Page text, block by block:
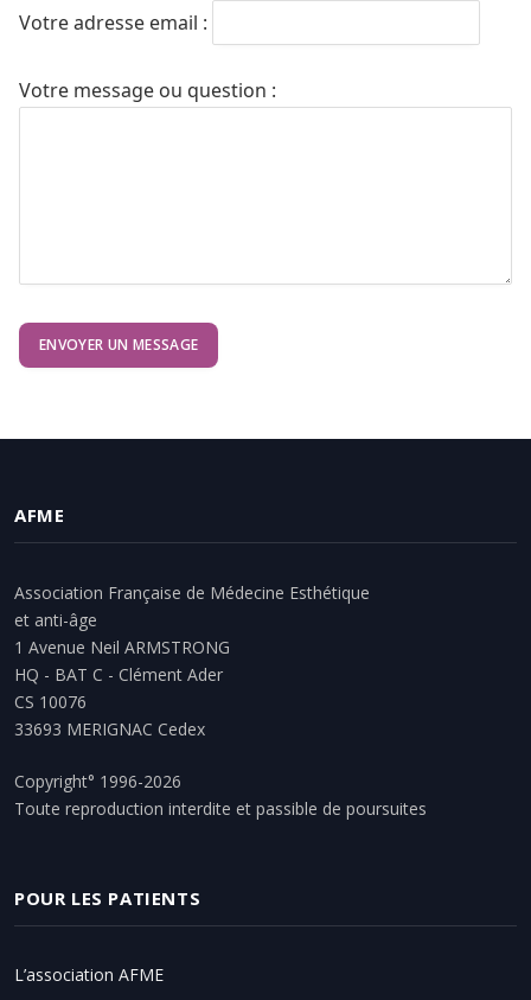
Votre adresse email :
Votre message ou question :
AFME
Association Française de Médecine Esthétique
et anti-âge
1 Avenue Neil ARMSTRONG
HQ - BAT C - Clément Ader
CS 10076
33693 MERIGNAC Cedex
Copyright° 1996-2026
Toute reproduction interdite et passible de poursuites
POUR LES PATIENTS
L’association AFME